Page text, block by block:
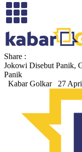
Share :
Jokowi Disebut Panik,
Panik
Kabar Golkar
27